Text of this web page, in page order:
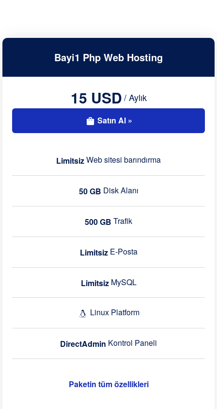
Bayi1 Php Web Hosting
15 USD/ Aylık
Satın Al »
LimitsizWeb sitesi barındırma
50 GB Disk Alanı
500 GB Trafik
LimitsizE-Posta
LimitsizMySQL
Linux Platform
DirectAdmin Kontrol Paneli
Paketin tüm özellikleri